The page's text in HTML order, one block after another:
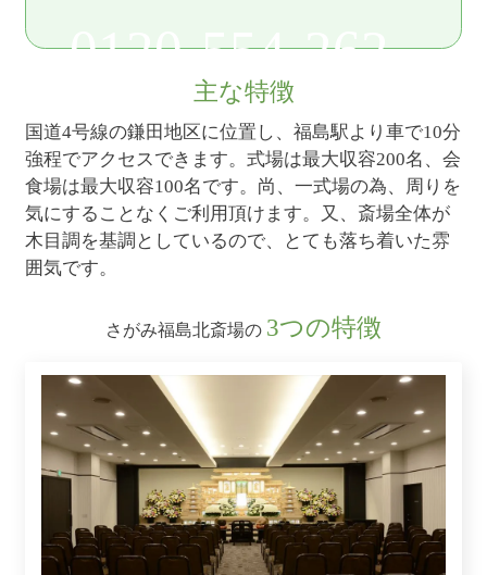
0120-554-262
主な特徴
国道4号線の鎌田地区に位置し、福島駅より車で10分
強程でアクセスできます。式場は最大収容200名、会
食場は最大収容100名です。尚、一式場の為、周りを
気にすることなくご利用頂けます。又、斎場全体が
木目調を基調としているので、とても落ち着いた雰
囲気です。
さがみ福島北斎場の 3つの特徴